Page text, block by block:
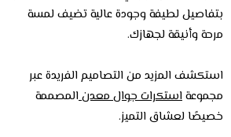
بتفاصيل لطيفة وجودة عالية تضيف لمسة
مرحة وأنيقة لجهازك.
استكشف المزيد من التصاميم الفريدة عبر
مجموعةاستكرات جوال معدنالمصممة
خصيصًا لعشاق التميز.